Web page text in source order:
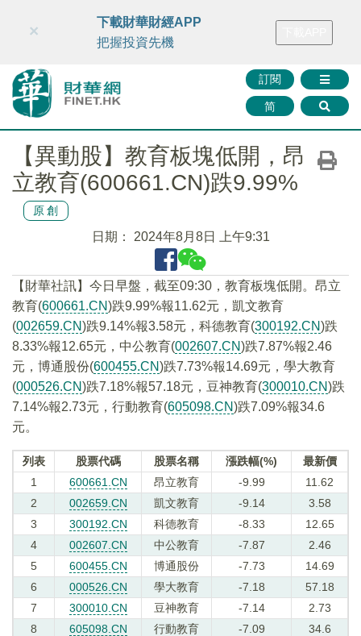
財華智庫網 FINTV FINMETA 財華證券 媒體矩陣
訂閱
简
×
下載財華財經APP
把握投資先機
【異動股】教育板塊低開，昂
立教育(600661.CN)跌9.99%
原創
日期： 2024年8月8日 上午9:31
【財華社訊】今日早盤，截至09:30，教育板塊低開。昂立
教育(600661.CN)跌9.99%報11.62元，凱文教育
(002659.CN)跌9.14%報3.58元，科德教育(300192.CN)跌
8.33%報12.65元，中公教育(002607.CN)跌7.87%報2.46
元，博通股份(600455.CN)跌7.73%報14.69元，學大教育
(000526.CN)跌7.18%報57.18元，豆神教育(300010.CN)跌
7.14%報2.73元，行動教育(605098.CN)跌7.09%報34.6
元。
列表 股票代碼 股票名稱 漲跌幅(%)
最新價
1
600661.CN 昂立教育 -9.99
11.62
2
002659.CN 凱文教育 -9.14
3.58
3
300192.CN 科德教育 -8.33
12.65
4
002607.CN 中公教育 -7.87
2.46
5
600455.CN 博通股份 -7.73
14.69
6
000526.CN 學大教育 -7.18
57.18
7
300010.CN 豆神教育 -7.14
2.73
8
605098.CN 行動教育 -7.09 34.6